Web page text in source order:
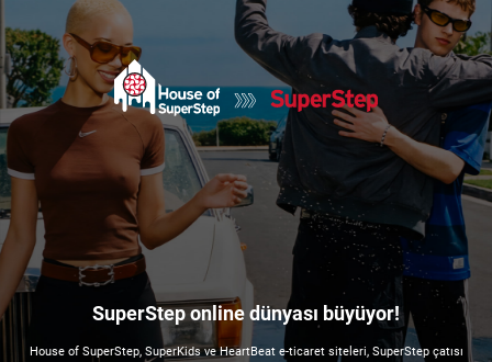
SuperStep online dünyası büyüyor!
House of SuperStep, SuperKids ve HeartBeat e-ticaret siteleri, SuperStep çatısı